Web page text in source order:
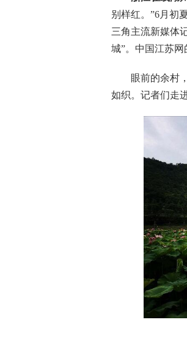
别样红。”6月初
三角主流新媒体
城”。中国江苏网
眼前的余村，
如织。记者们走